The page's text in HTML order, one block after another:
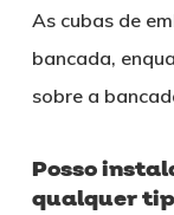
As cubas de
bancada,
sobre a
Posso
qualquer